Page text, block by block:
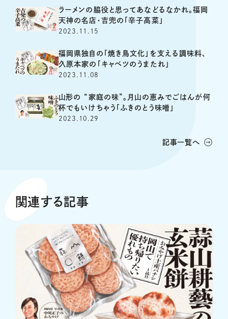
ラーメンの脇役と思ってあなどるなかれ。福岡
天神の名店・吉兜の「辛子高菜」
2023.11.15
福岡県独自の「焼き鳥文化」を支える調味料、
久原本家の「キャベツのうまたれ」
2023.11.08
山形の “家庭の味”。月山の恵みでごはんが何
杯でもいけちゃう「ふきのとう味噌」
2023.10.29
記事一覧へ
関連する記事